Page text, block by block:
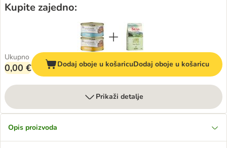
Kupite zajedno:
Ukupno
0,00 € Dodaj oboje u košaricuDodaj oboje u košaricu
Prikaži detalje
Opis proizvoda